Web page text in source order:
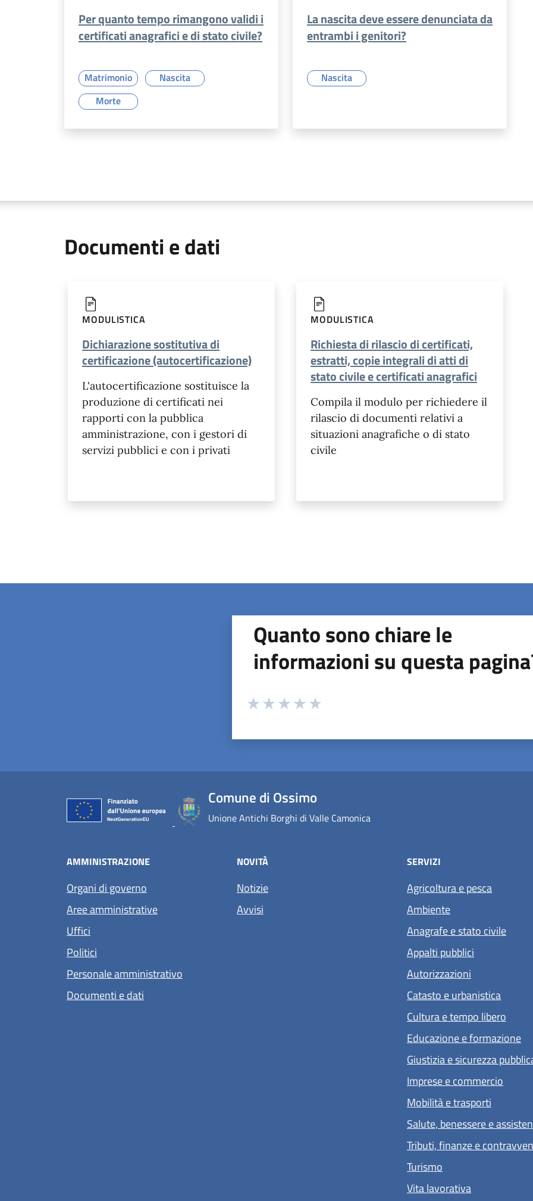
Per quanto tempo rimangono validi i
certificati anagrafici e di stato civile?
Matrimonio
Nascita
Morte
La nascita deve essere denunciata da
entrambi i genitori?
Nascita
Documenti e dati
MODULISTICA
Dichiarazione sostitutiva di
certificazione (autocertificazione)
L'autocertificazione sostituisce la
produzione di certificati nei
rapporti con la pubblica
amministrazione, con i gestori di
servizi pubblici e con i privati
MODULISTICA
Richiesta di rilascio di certificati,
estratti, copie integrali di atti di
stato civile e certificati anagrafici
Compila il modulo per richiedere il
rilascio di documenti relativi a
situazioni anagrafiche o di stato
civile
Quanto sono chiare le
informazioni su questa
Valuta da 1 a 5 stelle la pagina
Comune di Ossimo
Unione Antichi Borghi di Valle Camonica
AMMINISTRAZIONE
Organi di governo
Aree amministrative
Uffici
Politici
Personale amministrativo
Documenti e dati
NOVITÀ
Notizie
Avvisi
SERVIZI
Agricoltura e pesca
Ambiente
Anagrafe e stato civile
Appalti pubblici
Autorizzazioni
Catasto e urbanistica
Cultura e tempo libero
Educazione e formazione
Giustizia e sicurezza
Imprese e commercio
Mobilità e trasporti
Salute, benessere e
Tributi, finanze e
Turismo
Vita lavorativa